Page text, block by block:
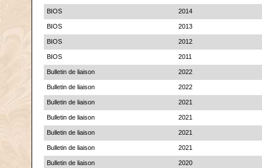
BIOS 2014
BIOS 2013
BIOS 2012
BIOS 2011
Bulletin de liaison 2022
Bulletin de liaison 2022
Bulletin de liaison 2021
Bulletin de liaison 2021
Bulletin de liaison 2021
Bulletin de liaison 2021
Bulletin de liaison 2020